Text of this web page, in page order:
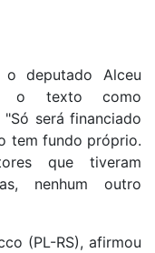
deputado Alceu
o texto como
será financiado
tem fundo próprio.
que tiveram
nenhum outro
(PL-RS), afirmou